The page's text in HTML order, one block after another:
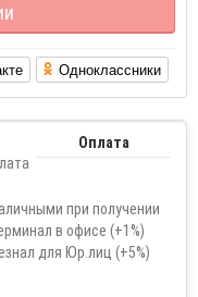
Одноклассники
Оплата
при получении
в офисе (+1%)
для Юр.лиц (+5%)